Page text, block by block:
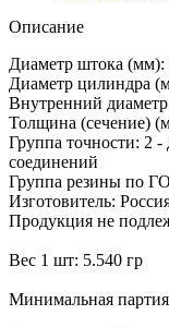
Описание
Диаметр штока (мм):
Диаметр цилиндра
Внутренний
Толщина (сечение)
Группа точности: 2
соединений
Группа резины по
Изготовитель:
Продукция не
Вес 1 шт: 5.540 гр
Минимальная